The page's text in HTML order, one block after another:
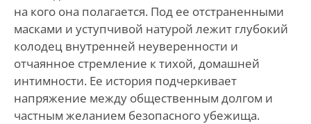
на кого она полагается. Под ее отстраненными
масками и уступчивой натурой лежит глубокий
колодец внутренней неуверенности и
отчаянное стремление к тихой, домашней
интимности. Ее история подчеркивает
напряжение между общественным долгом и
частным желанием безопасного убежища.